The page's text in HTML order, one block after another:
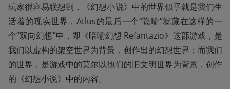
玩家很容易联想到，《幻想小说》中的世界似乎就是我们生
活着的现实世界，Atlus的最后一个“隐喻”就藏在这样的一
个“双向幻想”中，即《暗喻幻想 Refantazio》这部游戏，是
我们以虚构的架空世界为背景，创作出的幻想世界；而我们
的世界，是游戏中的莫尔以他们的旧文明世界为背景，创作
的《幻想小说》中的内容。